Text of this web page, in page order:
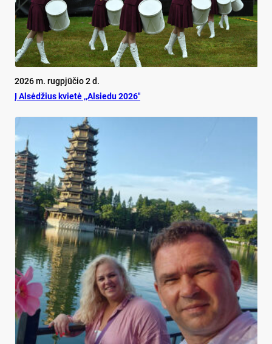
2026 m. rugpjūčio 2 d.
Į Alsėdžius kvietė ,,Alsiedu 2026″